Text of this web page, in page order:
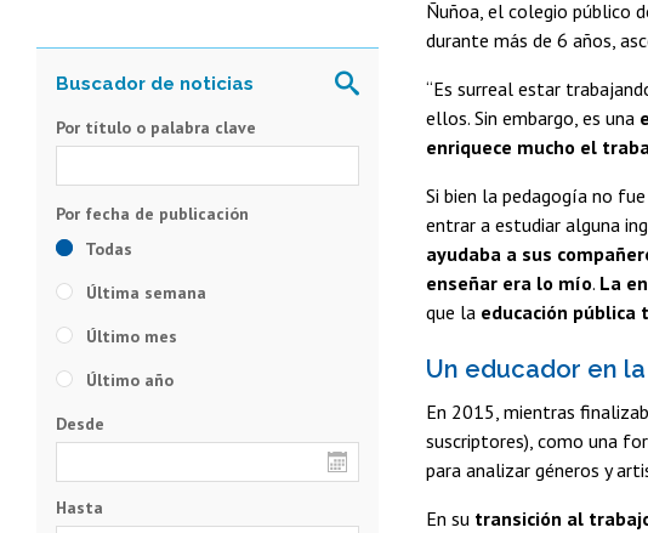
Ñuñoa, el colegio público
durante más de 6 años,
“Es surreal estar
ellos. Sin embargo, es una
enriquece mucho el
Si bien la pedagogía no
entrar a estudiar alguna
ayudaba a sus
enseñar era lo mío. La
que la educación
Un educador en
En 2015, mientras
suscriptores), como una
para analizar géneros y
En su transición al
Por título o palabra clave
Todas
Última semana
Último mes
Último año
Desde
Hasta